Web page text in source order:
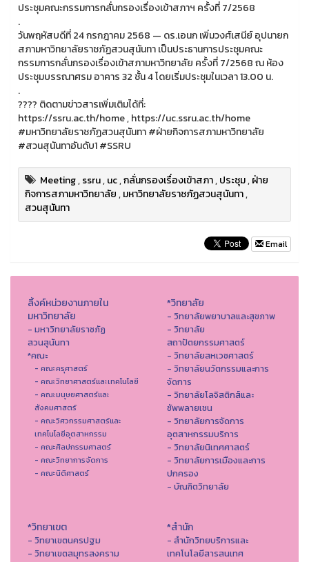
ประชุมคณะกรรมการกลั่นกรองเรื่องเข้าสภาฯ ครั้งที่ 7/2568
.
วันพฤหัสบดีที่ 24 กรกฎาคม 2568 — ดร.เอนก เพิ่มวงศ์เสนีย์ อุปนายก
สภามหาวิทยาลัยราชภัฏสวนสุนันทา เป็นประธานการประชุมคณะ
กรรมการกลั่นกรองเรื่องเข้าสภามหาวิทยาลัย ครั้งที่ 7/2568 ณ ห้อง
ประชุมบรรณาศรม อาคาร 32 ชั้น 4 โดยเริ่มประชุมในเวลา 13.00 น.
.
???? ติดตามข่าวสารเพิ่มเติมได้ที่:
https://ssru.ac.th/home , https://uc.ssru.ac.th/home
#มหาวิทยาลัยราชภัฏสวนสุนันทา #ฝ่ายกิจการสภามหาวิทยาลัย
#สวนสุนันทาอันดับ1 #SSRU
Meeting,ssru,uc,กลั่นกรองเรื่องเข้าสภา,ประชุม,ฝ่าย
กิจการสภามหาวิทยาลัย,มหาวิทยาลัยราชภัฏสวนสุนันทา,
สวนสุนันทา
Email
ลิ้งค์หน่วยงานภายใน
มหาวิทยาลัย
- มหาวิทยาลัยราชภัฏ
สวนสุนันทา
*คณะ
- คณะครุศาสตร์
- คณะวิทยาศาสตร์และเทคโนโลยี
- คณะมนุษยศาสตร์และ
สังคมศาสตร์
- คณะวิศวกรรมศาสตร์และ
เทคโนโลยีอุตสาหกรรม
- คณะศิลปกรรมศาสตร์
- คณะวิทยาการจัดการ
- คณะนิติศาสตร์
*วิทยาลัย
- วิทยาลัยพยาบาลและสุขภาพ
- วิทยาลัย
สถาปัตยกรรมศาสตร์
- วิทยาลัยสหเวชศาสตร์
- วิทยาลัยนวัตกรรมและการ
จัดการ
- วิทยาลัยโลจิสติกส์และ
ซัพพลายเชน
- วิทยาลัยการจัดการ
อุตสาหกรรมบริการ
- วิทยาลัยนิเทศศาสตร์
- วิทยาลัยการเมืองและการ
ปกครอง
- บัณฑิตวิทยาลัย
*วิทยาเขต
- วิทยาเขตนครปฐม
- วิทยาเขตสมุทรสงคราม
*สำนัก
- สำนักวิทยบริการและ
เทคโนโลยีสารสนเทศ